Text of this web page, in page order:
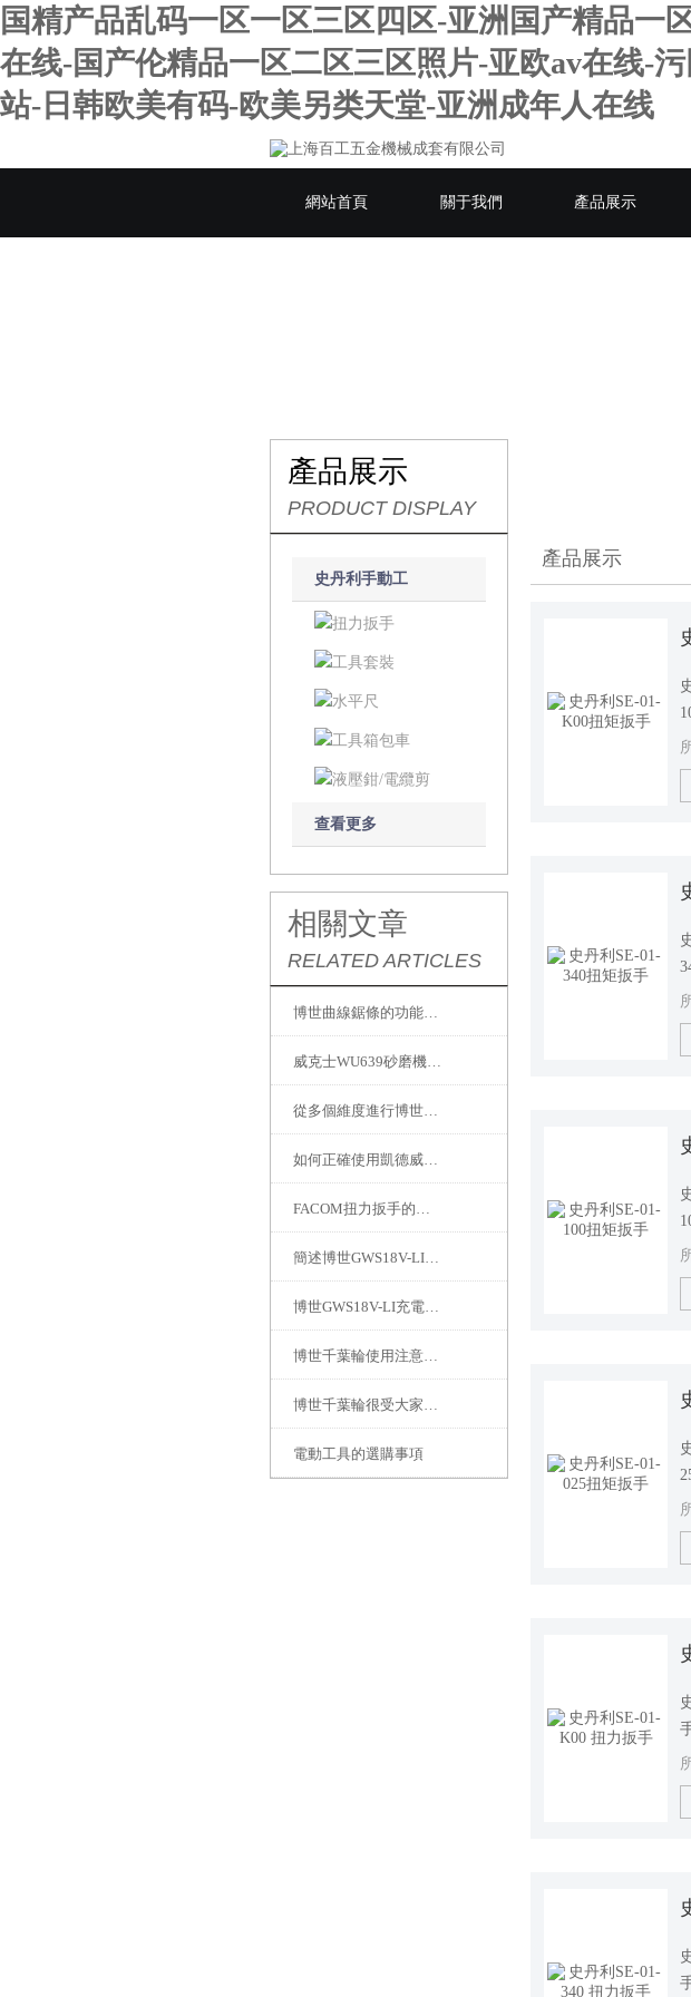
国精产品乱码一区一区三区四区-亚洲国产精品一
在线-国产伦精品一区二区三区照片-亚欧av在线-
站-日韩欧美有码-欧美另类天堂-亚洲成年人在线
網站首頁 關于我們 產品展示
產品展示
PRODUCT DISPLAY
史丹利手動工
具扭力扳手
工具套裝
水平尺
工具箱包車
液壓鉗/電纜剪
查看更多
相關文章
RELATED ARTICLES
博世曲線鋸條的功能及應用
威克士WU639砂磨機日常維護與保養方法
從多個維度進行博世GWS18V-LI充電角磨機的安全性分析
如何正確使用凱德威吸塵器？
FACOM扭力扳手的主要特性
簡述博世GWS18V-LI充電角磨機使用注意事項
博世GWS18V-LI充電角磨機的易操作性探討
博世千葉輪使用注意事項
博世千葉輪很受大家歡迎，是常用的打磨工具之一
電動工具的選購事項
產品展示